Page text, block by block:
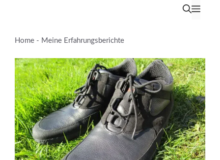
springen
Home - Meine Erfahrungsberichte